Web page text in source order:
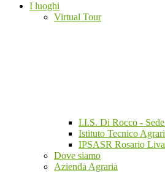
I luoghi
Virtual Tour
I.I.S. Di Rocco -
Istituto Tecnico
IPSASR Rosario
Dove siamo
Azienda Agraria